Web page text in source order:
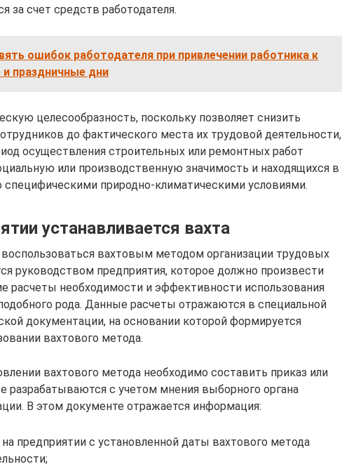
за счет средств работодателя.
ошибок работодателя при привлечении работника к
праздничные дни
целесообразность, поскольку позволяет снизить
до фактического места их трудовой деятельности,
осуществления строительных или ремонтных работ
или производственную значимость и находящихся в
специфическими природно-климатическими условиями.
устанавливается вахта
вахтовым методом организации трудовых
руководством предприятия, которое должно произвести
расчеты необходимости и эффективности использования
рода. Данные расчеты отражаются в специальной
документации, на основании которой формируется
вахтового метода.
вахтового метода необходимо составить приказ или
разрабатываются с учетом мнения выборного органа
В этом документе отражается информация:
на предприятии с установленной даты вахтового метода